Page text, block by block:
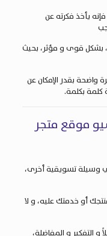
يأخذ فكرته عن
بشكل قوى و مؤثر، بحيث
بقدر الإمكان عن
كلمة بكلمة.
موقع متجر
وسيلة تسويقية أخرى،
أو خدمتك عليه، و لا
و التفكير و المفاضلة،